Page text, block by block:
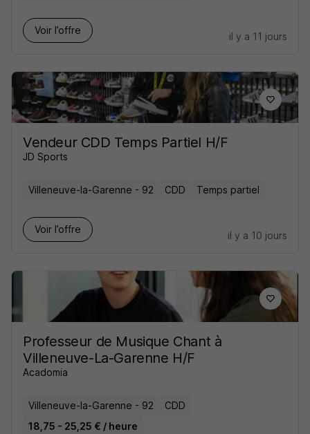
Voir l’offre
il y a 11 jours
Vendeur CDD Temps Partiel H/F
JD Sports
Villeneuve-la-Garenne - 92 CDD Temps partiel
Voir l’offre
il y a 10 jours
Professeur de Musique Chant à
Villeneuve-La-Garenne H/F
Acadomia
Villeneuve-la-Garenne - 92
CDD
18,75 - 25,25 € / heure